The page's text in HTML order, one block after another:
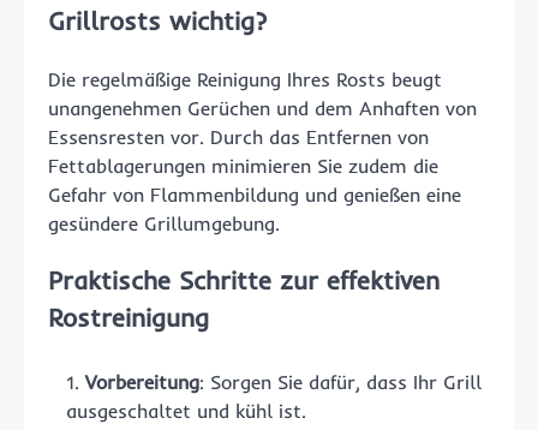
Grillrosts wichtig?
Die regelmäßige Reinigung Ihres Rosts beugt
unangenehmen Gerüchen und dem Anhaften von
Essensresten vor. Durch das Entfernen von
Fettablagerungen minimieren Sie zudem die
Gefahr von Flammenbildung und genießen eine
gesündere Grillumgebung.
Praktische Schritte zur effektiven
Rostreinigung
Vorbereitung: Sorgen Sie dafür, dass Ihr Grill
ausgeschaltet und kühl ist.